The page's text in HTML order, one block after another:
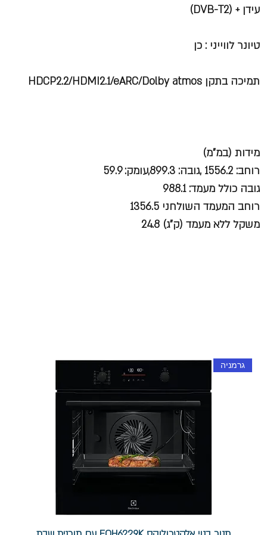
עידן + (DVB-T2
)
טיונר לווייני : כן
תמיכה בתקן HDCP2.2/HDMI2.1/eARC/Dolby atmos
מידות (במ”מ)
רוחב: 1556.2 ,גובה: 899.3,עומק: 59.9
גובה כולל מעמד: 988.1
רוחב המעמד השולחני 1356.5
משקל ללא מעמד (ק”ג) 24.8
גרמניה